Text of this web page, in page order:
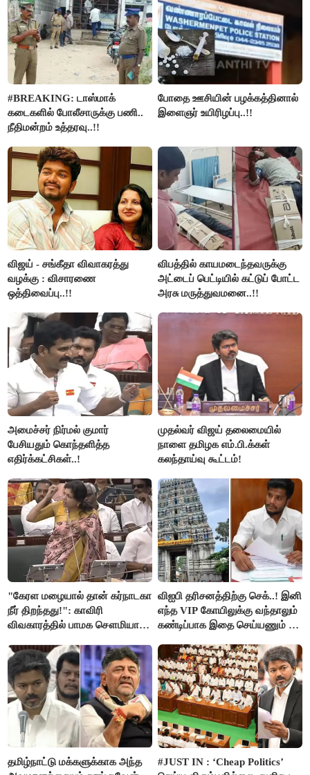
#BREAKING: டாஸ்மாக்
கடைகளில் போலீசாருக்கு பணி..
நீதிமன்றம் உத்தரவு..!!
போதை ஊசியின் பழக்கத்தினால்
இளைஞர் உயிரிழப்பு..!!
விஜய் - சங்கீதா விவாகரத்து
வழக்கு : விசாரணை
ஒத்திவைப்பு..!!
விபத்தில் காயமடைந்தவருக்கு
அட்டைப் பெட்டியில் கட்டுப் போட்ட
அரசு மருத்துவமனை..!!
அமைச்சர் நிர்மல் குமார்
பேசியதும் கொந்தளித்த
எதிர்க்கட்சிகள்..!
முதல்வர் விஜய் தலைமையில்
நாளை தமிழக எம்.பி.க்கள்
கலந்தாய்வு கூட்டம்!
"கேரள மழையால் தான் கர்நாடகா
நீர் திறந்தது!": காவிரி
விவகாரத்தில் பாமக சௌமியா
விஐபி தரிசனத்திற்கு செக்..! இனி
எந்த VIP கோயிலுக்கு வந்தாலும்
கண்டிப்பாக இதை செய்யணும் -
தமிழ்நாட்டு மக்களுக்காக அந்த
#JUST IN : ‘Cheap Politics’